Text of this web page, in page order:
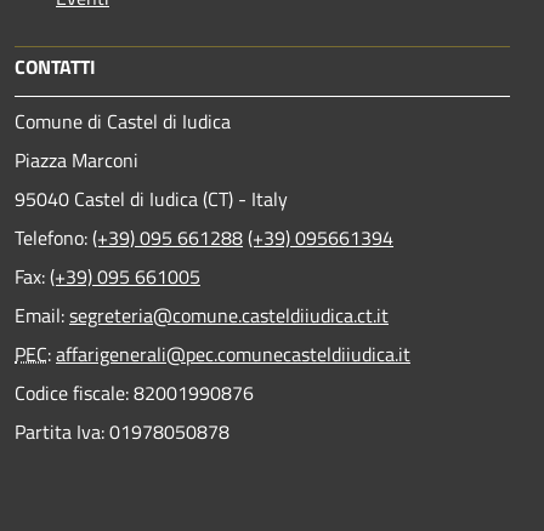
CONTATTI
Comune di Castel di Iudica
Piazza Marconi
95040 Castel di Iudica (CT) - Italy
Telefono:(+39) 095 661288(+39) 095661394
Fax:(+39) 095 661005
Email:segreteria@comune.casteldiiudica.ct.it
PEC:affarigenerali@pec.comunecasteldiiudica.it
Codice fiscale: 82001990876
Partita Iva: 01978050878